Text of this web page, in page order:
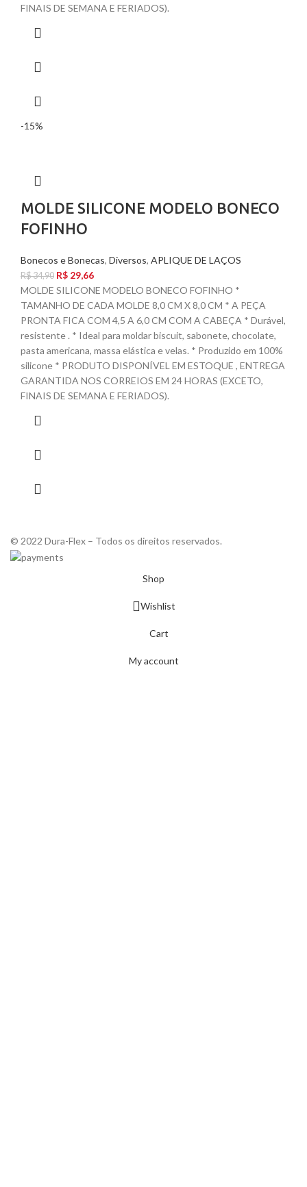
FINAIS DE SEMANA E FERIADOS).
-15%
MOLDE SILICONE MODELO BONECO
FOFINHO
Bonecos e Bonecas, Diversos, APLIQUE DE LAÇOS
R$34,90 R$ 29,66
MOLDE SILICONE MODELO BONECO FOFINHO *
TAMANHO DE CADA MOLDE 8,0 CM X 8,0 CM * A PEÇA
PRONTA FICA COM 4,5 A 6,0 CM COM A CABEÇA * Durável,
resistente . * Ideal para moldar biscuit, sabonete, chocolate,
pasta americana, massa elástica e velas. * Produzido em 100%
silicone * PRODUTO DISPONÍVEL EM ESTOQUE , ENTREGA
GARANTIDA NOS CORREIOS EM 24 HORAS (EXCETO,
FINAIS DE SEMANA E FERIADOS).
© 2022 Dura-Flex – Todos os direitos reservados.
Shop
Wishlist
Cart
My account